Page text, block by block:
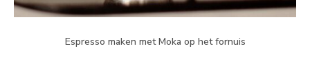
Espresso maken met Moka op het fornuis